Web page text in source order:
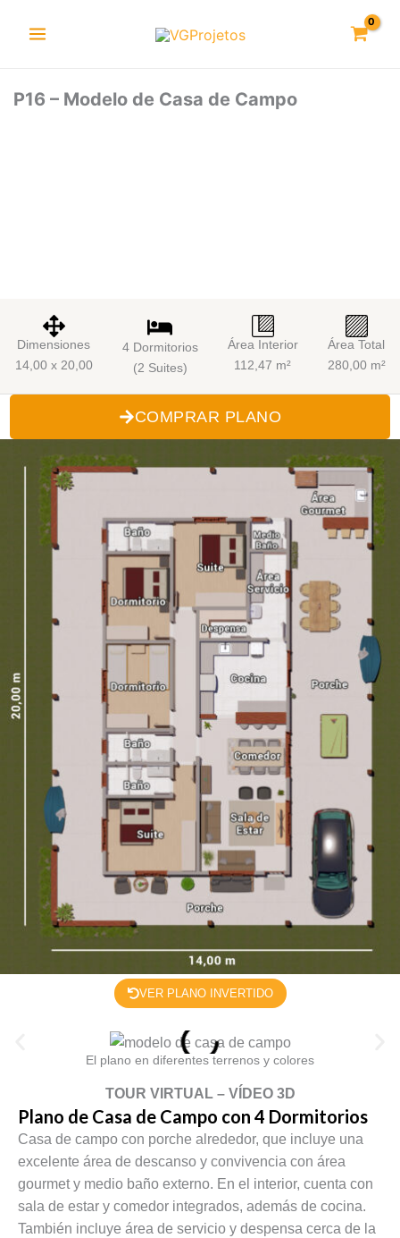
P16 – Modelo de Casa de Campo
Dimensiones
14,00 x 20,00
4 Dormitorios
(2 Suites)
Área Interior
112,47 m²
Área Total
280,00 m²
COMPRAR PLANO
VER PLANO INVERTIDO
El plano en diferentes terrenos y colores
TOUR VIRTUAL – VÍDEO 3D
Plano de Casa de Campo con 4 Dormitorios
Casa de campo con porche alrededor, que incluye una
excelente área de descanso y convivencia con área
gourmet y medio baño externo. En el interior, cuenta con
sala de estar y comedor integrados, además de cocina.
También incluye área de servicio y despensa cerca de la